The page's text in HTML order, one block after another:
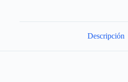
Descripción